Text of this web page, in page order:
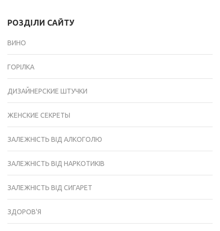
РОЗДІЛИ САЙТУ
ВИНО
ГОРІЛКА
ДИЗАЙНЕРСКИЕ ШТУЧКИ
ЖЕНСКИЕ СЕКРЕТЫ
ЗАЛЕЖНІСТЬ ВІД АЛКОГОЛЮ
ЗАЛЕЖНІСТЬ ВІД НАРКОТИКІВ
ЗАЛЕЖНІСТЬ ВІД СИГАРЕТ
ЗДОРОВ'Я